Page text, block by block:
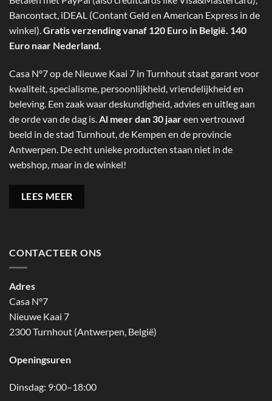
Bancontact, iDEAL (Contant Geld en American Express in de
winkel).Gratis verzending vanaf 120 Euro in België. 140
Euro naar Nederland.
Casa N°7 op de Nieuwe Kaai 7 in Turnhout staat garant voor
kwaliteit, specialisme, persoonlijkheid, vriendelijkheid en
beleving. Een zaak waar deskundigheid, advies en uitleg aan
de orde van de dag is.Al meer dan 30 jaareen vertrouwd
beeld in de stad Turnhout, de Kempen en de provincie
Antwerpen. De echt unieke producten staan niet in de
webshop, maar in de winkel!
LEES MEER
CONTACTEER ONS
Adres
Casa N°7
Nieuwe Kaai 7
2300 Turnhout (Antwerpen, België)
Openingsuren
Dinsdag: 9:00–18:00